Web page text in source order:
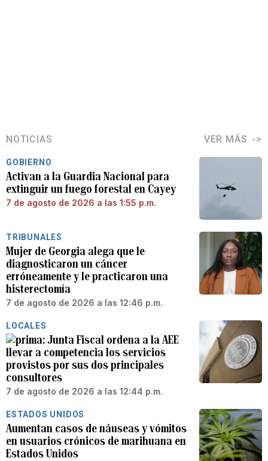
NOTICIAS VER MÁS
GOBIERNO
Activan a la Guardia Nacional para
extinguir un fuego forestal en Cayey
7 de agosto de 2026 a las 1:55 p.m.
TRIBUNALES
Mujer de Georgia alega que le
diagnosticaron un cáncer
erróneamente y le practicaron una
histerectomía
7 de agosto de 2026 a las 12:46 p.m.
LOCALES
Junta Fiscal ordena a la AEE
llevar a competencia los servicios
provistos por sus dos principales
consultores
7 de agosto de 2026 a las 12:44 p.m.
ESTADOS UNIDOS
Aumentan casos de náuseas y vómitos
en usuarios crónicos de marihuana en
Estados Unidos